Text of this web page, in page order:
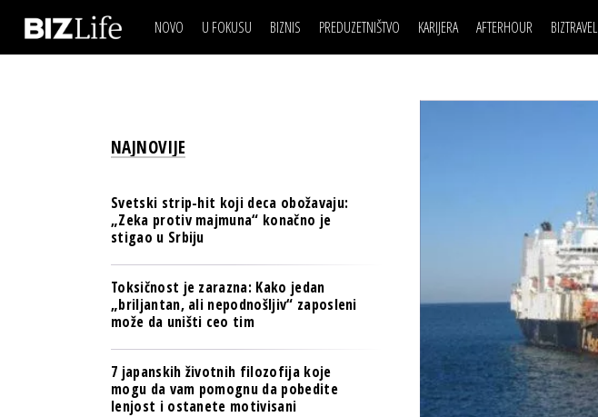
NOVO U FOKUSU BIZNIS
BANKE
TECH I AI
BIZNIS & SPORT
PULS REGIONA
NOVO NA RAFU
PREDUZETNIŠTVO KARIJERA AFTERHOUR
WELLBEING
BIZTRAVEL
IZJAVA DANABIZNIS SCENA
BREND I KOMUNIKACIJE
OSIGURANJE
TECH I AI
PULS REGIONA
POSAO
MOJ UGAO
FILM I SCENA
AUTO SVET
NAJNOVIJE
Svetski strip-hit koji deca obožavaju:
„Zeka protiv majmuna“ konačno je
stigao u Srbiju
Toksičnost je zarazna: Kako jedan
„briljantan, ali nepodnošljiv“ zaposleni
može da uništi ceo tim
7 japanskih životnih filozofija koje
mogu da vam pomognu da pobedite
lenjost i ostanete motivisani